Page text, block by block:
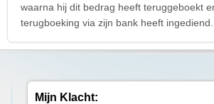
waarna hij dit bedrag heeft teruggeboekt
terugboeking via zijn bank heeft ingediend.
Mijn Klacht: